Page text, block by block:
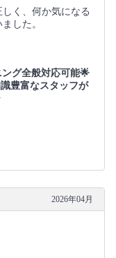
く、何か気になる
した。
グ全般対応可能🌟
豊富なスタッフが
2026年04月